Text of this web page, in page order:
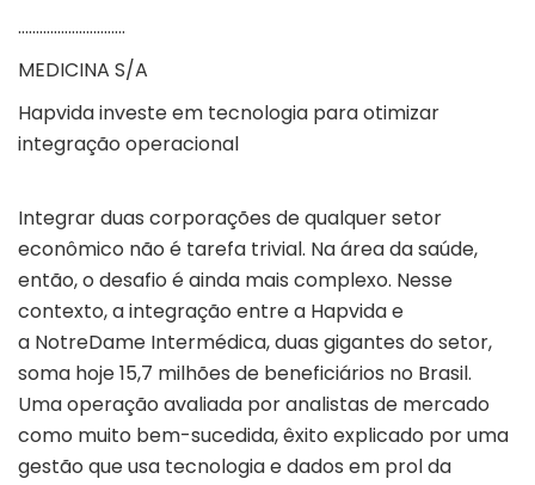
…………………………
MEDICINA S/A
Hapvida investe em tecnologia para otimizar
integração operacional
Integrar duas corporações de qualquer setor
econômico não é tarefa trivial. Na área da saúde,
então, o desafio é ainda mais complexo. Nesse
contexto, a integração entre a Hapvida e
a NotreDame Intermédica, duas gigantes do setor,
soma hoje 15,7 milhões de beneficiários no Brasil.
Uma operação avaliada por analistas de mercado
como muito bem-sucedida, êxito explicado por uma
gestão que usa tecnologia e dados em prol da